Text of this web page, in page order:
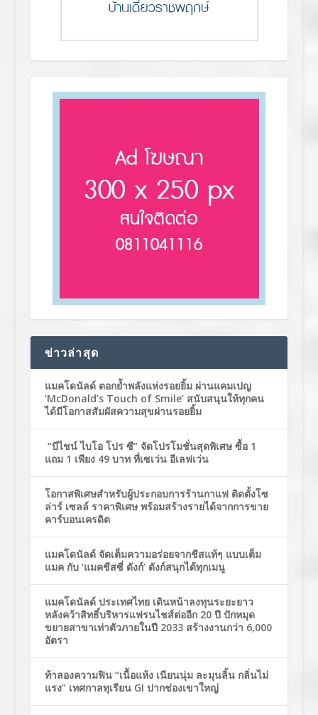
ข่าวล่าสุด
แมคโดนัลด์ ตอกย้ำพลังแห่งรอยยิ้ม ผ่านแคมเปญ
‘McDonald’s Touch of Smile’ สนับสนุนให้ทุกคน
ได้มีโอกาสสัมผัสความสุขผ่านรอยยิ้ม
“บีไชน์ ไบโอ โปร ซี” จัดโปรโมชั่นสุดพิเศษ ซื้อ 1
แถม 1 เพียง 49 บาท ที่เซเว่น อีเลฟเว่น
โอกาสพิเศษสำหรับผู้ประกอบการร้านกาแฟ ติดตั้งโซ
ล่าร์ เซลล์ ราคาพิเศษ พร้อมสร้างรายได้จากการขาย
คาร์บอนเครดิต
แมคโดนัลด์ จัดเต็มความอร่อยจากชีสแท้ๆ แบบเต็ม
แมค กับ ‘แมคชีสซี่ ดังก์’ ดังก์สนุกได้ทุกเมนู
แมคโดนัลด์ ประเทศไทย เดินหน้าลงทุนระยะยาว
หลังคว้าสิทธิ์บริหารแฟรนไชส์ต่ออีก 20 ปี ปักหมุด
ขยายสาขาเท่าตัวภายในปี 2033 สร้างงานกว่า 6,000
อัตรา
ท้าลองความฟิน “เนื้อแห้ง เนียนนุ่ม ละมุนลิ้น กลิ่นไม่
แรง” เทศกาลทุเรียน GI ปากช่องเขาใหญ่